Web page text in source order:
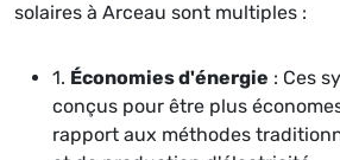
solaires à Arceau sont multiples :
1. Économies d'énergie : Ces
conçus pour être plus
rapport aux méthodes